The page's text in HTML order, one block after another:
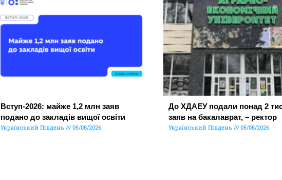
Вступ-2026: майже 1,2 млн заяв
подано до закладів вищої освіти
Український Південь 05/08/2026
До ХДАЕУ подали понад 2
заяв на бакалаврат, – ректор
Український Південь 05/08/2026